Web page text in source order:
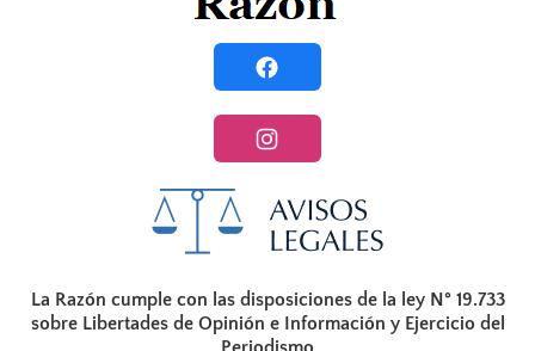
La Razón cumple con las disposiciones de la ley N° 19.733
sobre Libertades de Opinión e Información y Ejercicio del